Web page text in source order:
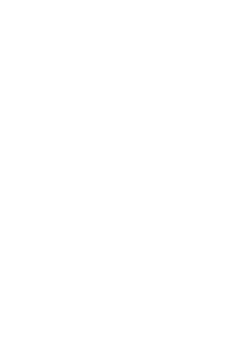
de Sistema para